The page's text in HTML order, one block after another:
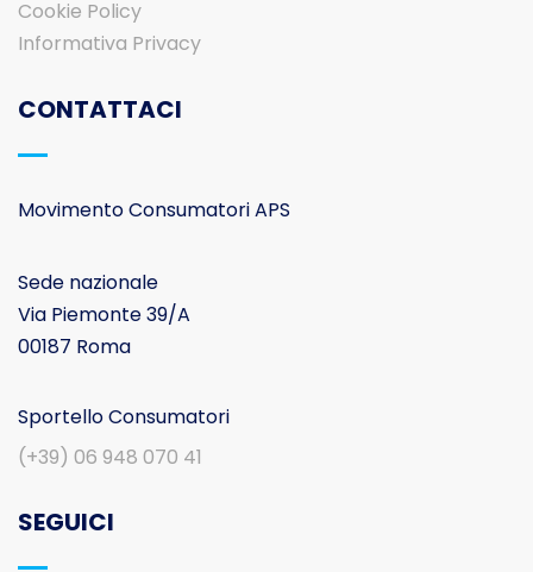
Cookie Policy
Informativa Privacy
CONTATTACI
Movimento Consumatori APS
Sede nazionale
Via Piemonte 39/A
00187 Roma
Sportello Consumatori
(+39) 06 948 070 41
SEGUICI